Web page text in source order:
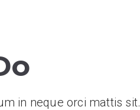
in neque orci mattis sit.